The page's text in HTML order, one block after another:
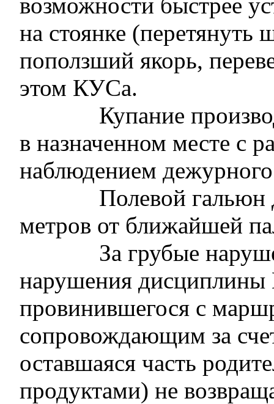
на стоянке (перетянуть
поползший якорь,
этом КУСа.
Купание
в назначенном месте с
наблюдением
Полевой
метров от ближайшей
За грубые
нарушения дисциплины
провинившегося с
сопровождающим за
оставшаяся часть
продуктами) не